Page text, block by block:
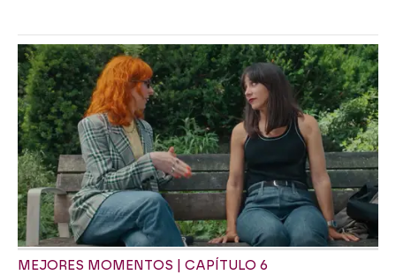
MEJORES MOMENTOS | CAPÍTULO 6